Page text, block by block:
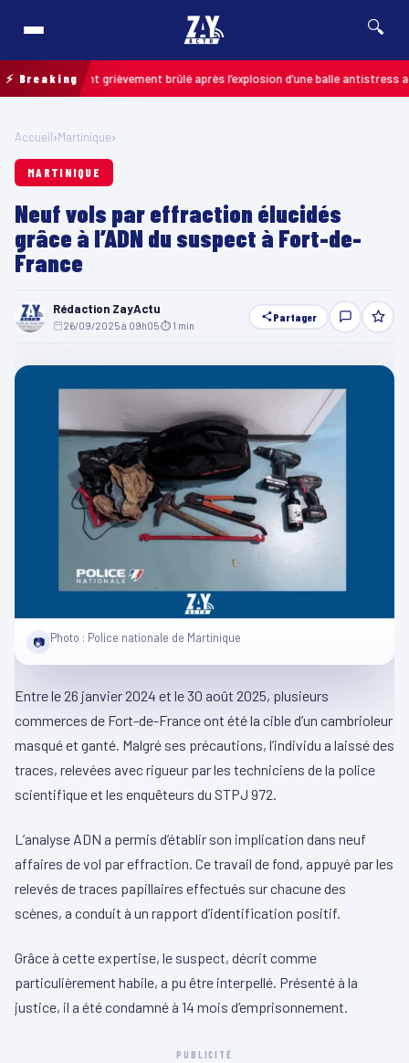
🔍
⚡ Breaking
un enfant grièvement brûlé après l’explosion d’une balle antistress
Accueil›Martinique›
MARTINIQUE
Neuf vols par effraction élucidés
grâce à l’ADN du suspect à Fort-de-
France
Rédaction ZayActu
26/09/2025 à 09h05⏱ 1 min
Partager
📷 Photo : Police nationale de Martinique
Entre le 26 janvier 2024 et le 30 août 2025, plusieurs
commerces de Fort-de-France ont été la cible d’un cambrioleur
masqué et ganté. Malgré ses précautions, l’individu a laissé des
traces, relevées avec rigueur par les techniciens de la police
scientifique et les enquêteurs du STPJ 972.
L’analyse ADN a permis d’établir son implication dans neuf
affaires de vol par effraction. Ce travail de fond, appuyé par les
relevés de traces papillaires effectués sur chacune des
scènes, a conduit à un rapport d’identification positif.
Grâce à cette expertise, le suspect, décrit comme
particulièrement habile, a pu être interpellé. Présenté à la
justice, il a été condamné à 14 mois d’emprisonnement.
PUBLICITÉ